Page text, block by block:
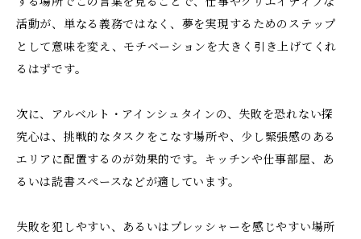
活動が、単なる義務ではなく、夢を実現するためのステップ
として意味を変え、モチベーションを大きく引き上げてくれ
るはずです。
次に、アルベルト・アインシュタインの、失敗を恐れない探
究心は、挑戦的なタスクをこなす場所や、少し緊張感のある
エリアに配置するのが効果的です。キッチンや仕事部屋、あ
るいは読書スペースなどが適しています。
失敗を犯しやすい、あるいはプレッシャーを感じやすい場所